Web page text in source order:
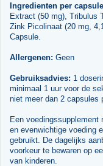
Ingredienten per
Extract (50 mg), Tribulus
Zink Picolinaat (20 mg,
Capsule.
Allergenen: Geen
Gebruiksadvies: 1
minimaal 1 uur voor de
niet meer dan 2 capsules
Een voedingssupplement
en evenwichtige voeding
gebruikt. De dagelijks
voorkeur te bewaren op
van kinderen.